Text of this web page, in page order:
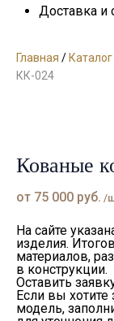
Доставка и
Главная /Каталог
КК-024
Кованые
от 75 000 руб. /
На сайте
изделия.
материалов,
в конструкции.
Оставить
Если вы
модель,